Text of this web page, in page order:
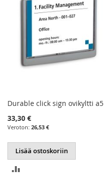
Durable click sign ovikyltti a5
33,30 €
26,53 €
Lisää ostoskoriin